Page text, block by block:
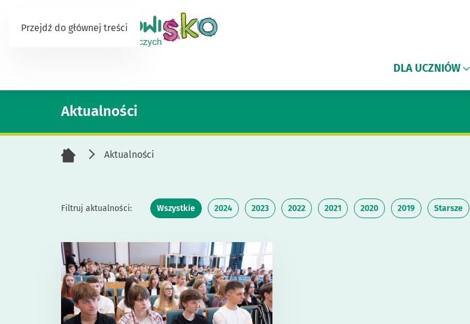
Przejdź do głównej treści
DLA UCZNIÓW
Aktualności
Aktualności
Filtruj aktualności: Wszystkie 2024 2023 2022 2021 2020 2019 Starsze